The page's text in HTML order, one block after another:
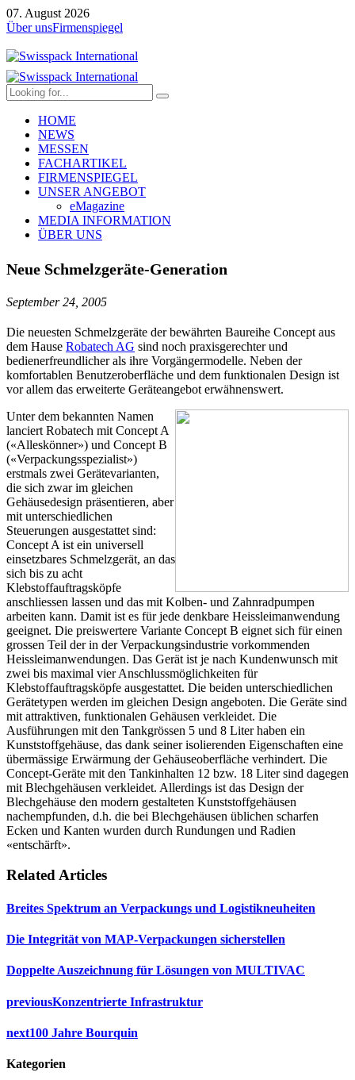
07. August 2026
Über unsFirmenspiegel
HOME
NEWS
MESSEN
FACHARTIKEL
FIRMENSPIEGEL
UNSER ANGEBOT
eMagazine
MEDIA INFORMATION
ÜBER UNS
Neue Schmelzgeräte-Generation
September 24, 2005
Die neuesten Schmelzgeräte der bewährten Baureihe Concept aus
dem Hause Robatech AG sind noch praxisgerechter und
bedienerfreundlicher als ihre Vorgängermodelle. Neben der
komfortablen Benutzeroberfläche und dem funktionalen Design ist
vor allem das erweiterte Geräteangebot erwähnenswert.
Unter dem bekannten Namen
lanciert Robatech mit Concept A
(«Alleskönner») und Concept B
(«Verpackungsspezialist»)
erstmals zwei Gerätevarianten,
die sich zwar im gleichen
Gehäusedesign präsentieren, aber
mit unterschiedlichen
Steuerungen ausgestattet sind:
Concept A ist ein universell
einsetzbares Schmelzgerät, an das
sich bis zu acht
Klebstoffauftragsköpfe
anschliessen lassen und das mit Kolben- und Zahnradpumpen
arbeiten kann. Damit ist es für jede denkbare Heissleimanwendung
geeignet. Die preiswertere Variante Concept B eignet sich für einen
grossen Teil der in der Verpackungsindustrie vorkommenden
Heissleimanwendungen. Das Gerät ist je nach Kundenwunsch mit
zwei bis maximal vier Anschlussmöglichkeiten für
Klebstoffauftragsköpfe ausgestattet. Die beiden unterschiedlichen
Gerätetypen werden im gleichen Design angeboten. Die Geräte sind
mit attraktiven, funktionalen Gehäusen verkleidet. Die
Ausführungen mit den Tankgrössen 5 und 8 Liter haben ein
Kunststoffgehäuse, das dank seiner isolierenden Eigenschaften eine
übermässige Erwärmung der Gehäuseoberfläche verhindert. Die
Concept-Geräte mit den Tankinhalten 12 bzw. 18 Liter sind dagegen
mit Blechgehäusen verkleidet. Allerdings ist das Design der
Blechgehäuse den modern gestalteten Kunststoffgehäusen
nachempfunden, d.h. die bei Blechgehäusen üblichen scharfen
Ecken und Kanten wurden durch Rundungen und Radien
«entschärft».
Related Articles
Breites Spektrum an Verpackungs und Logistikneuheiten
Die Integrität von MAP-Verpackungen sicherstellen
Doppelte Auszeichnung für Lösungen von MULTIVAC
previousKonzentrierte Infrastruktur
next100 Jahre Bourquin
Kategorien